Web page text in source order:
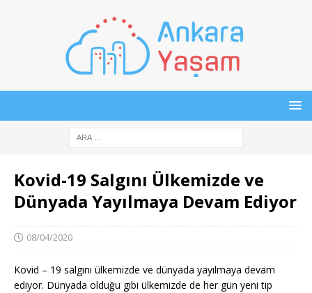
Kovid-19 Salgını Ülkemizde ve
Dünyada Yayılmaya Devam Ediyor
08/04/2020
Kovid – 19 salgını ülkemizde ve dünyada yayılmaya devam
ediyor. Dünyada olduğu gibi ülkemizde de her gün yeni tip